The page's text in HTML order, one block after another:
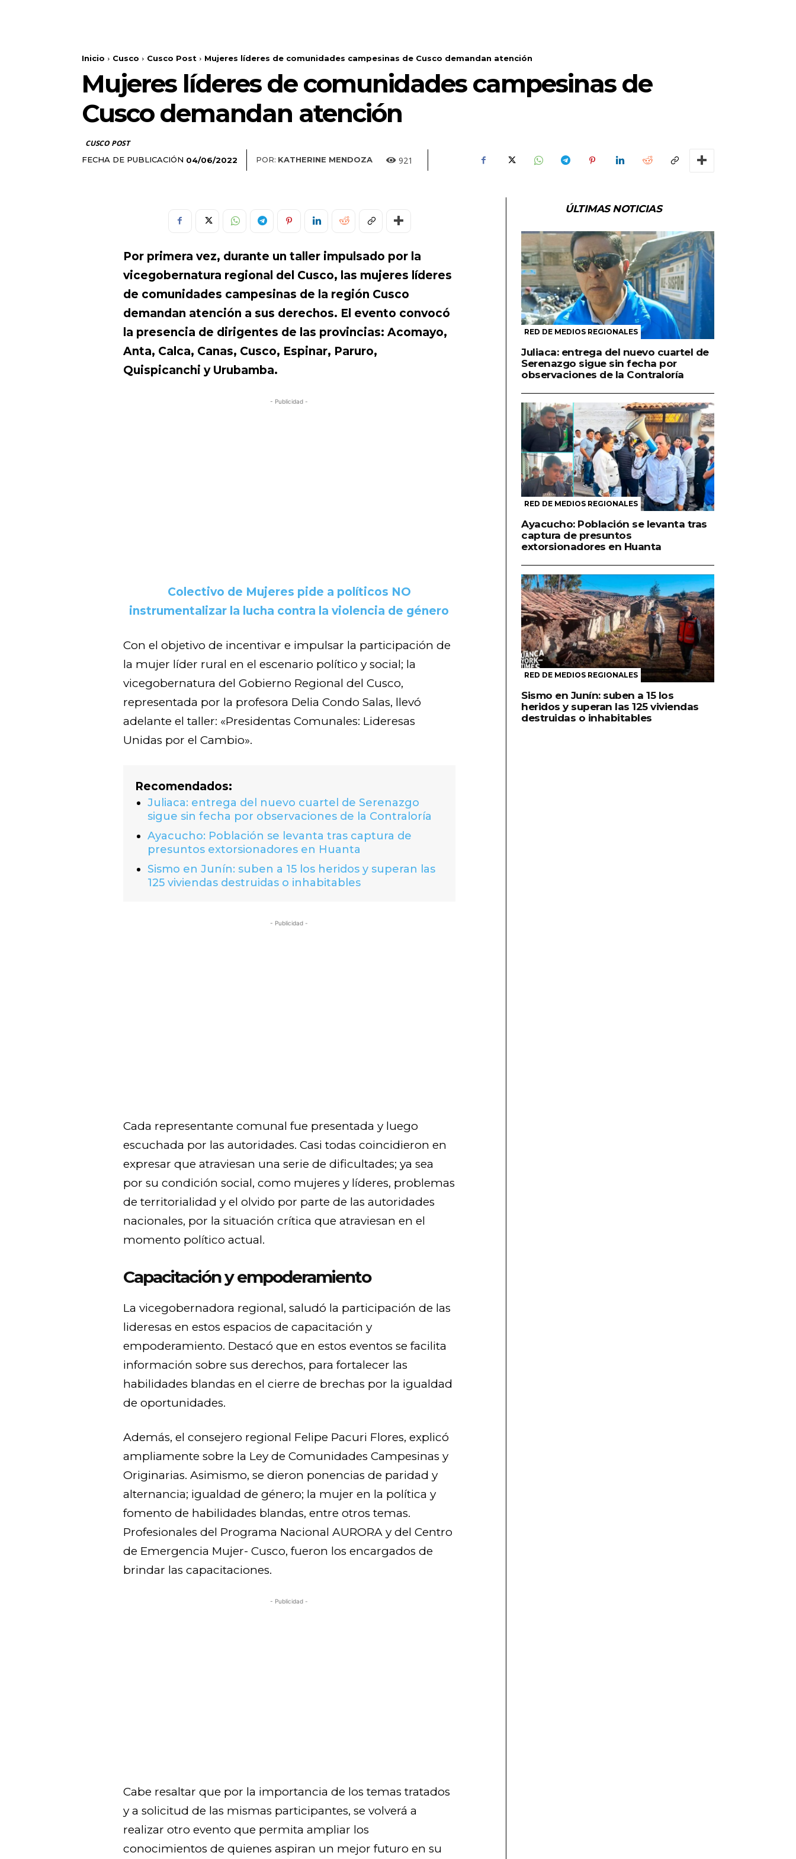
Inicio Cusco Cusco Post Mujeres líderes de comunidades campesinas de Cusco demandan atención
Mujeres líderes de comunidades campesinas de
Cusco demandan atención
CUSCO POST
FECHA DE PUBLICACIÓN 04/06/2022 POR: KATHERINE MENDOZA 921
Por primera vez, durante un taller impulsado por la
vicegobernatura regional del Cusco, las mujeres líderes
de comunidades campesinas de la región Cusco
demandan atención a sus derechos. El evento convocó
la presencia de dirigentes de las provincias: Acomayo,
Anta, Calca, Canas, Cusco, Espinar, Paruro,
Quispicanchi y Urubamba.
- Publicidad -
Colectivo de Mujeres pide a políticos NO
instrumentalizar la lucha contra la violencia de género
Con el objetivo de incentivar e impulsar la participación de
la mujer líder rural en el escenario político y social; la
vicegobernatura del Gobierno Regional del Cusco,
representada por la profesora Delia Condo Salas, llevó
adelante el taller: «Presidentas Comunales: Lideresas
Unidas por el Cambio».
Recomendados:
Juliaca: entrega del nuevo cuartel de Serenazgo
sigue sin fecha por observaciones de la Contraloría
Ayacucho: Población se levanta tras captura de
presuntos extorsionadores en Huanta
Sismo en Junín: suben a 15 los heridos y superan las
125 viviendas destruidas o inhabitables
- Publicidad -
Cada representante comunal fue presentada y luego
escuchada por las autoridades. Casi todas coincidieron en
expresar que atraviesan una serie de dificultades; ya sea
por su condición social, como mujeres y líderes, problemas
de territorialidad y el olvido por parte de las autoridades
nacionales, por la situación crítica que atraviesan en el
momento político actual.
Capacitación y empoderamiento
La vicegobernadora regional, saludó la participación de las
lideresas en estos espacios de capacitación y
empoderamiento. Destacó que en estos eventos se facilita
información sobre sus derechos, para fortalecer las
habilidades blandas en el cierre de brechas por la igualdad
de oportunidades.
Además, el consejero regional Felipe Pacuri Flores, explicó
ampliamente sobre la Ley de Comunidades Campesinas y
Originarias. Asimismo, se dieron ponencias de paridad y
alternancia; igualdad de género; la mujer en la política y
fomento de habilidades blandas, entre otros temas.
Profesionales del Programa Nacional AURORA y del Centro
de Emergencia Mujer- Cusco, fueron los encargados de
brindar las capacitaciones.
- Publicidad -
Cabe resaltar que por la importancia de los temas tratados
y a solicitud de las mismas participantes, se volverá a
realizar otro evento que permita ampliar los
conocimientos de quienes aspiran un mejor futuro en su
ÚLTIMAS NOTICIAS
RED DE MEDIOS REGIONALES
Juliaca: entrega del nuevo cuartel de
Serenazgo sigue sin fecha por
observaciones de la Contraloría
RED DE MEDIOS REGIONALES
Ayacucho: Población se levanta tras
captura de presuntos
extorsionadores en Huanta
RED DE MEDIOS REGIONALES
Sismo en Junín: suben a 15 los
heridos y superan las 125 viviendas
destruidas o inhabitables